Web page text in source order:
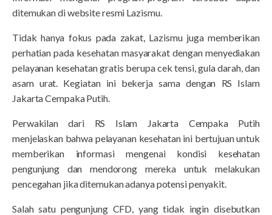
ditemukan di website resmi Lazismu.
Tidak hanya fokus pada zakat, Lazismu juga memberikan
perhatian pada kesehatan masyarakat dengan menyediakan
pelayanan kesehatan gratis berupa cek tensi, gula darah, dan
asam urat. Kegiatan ini bekerja sama dengan RS Islam
Jakarta Cempaka Putih.
Perwakilan dari RS Islam Jakarta Cempaka Putih
menjelaskan bahwa pelayanan kesehatan ini bertujuan untuk
memberikan informasi mengenai kondisi kesehatan
pengunjung dan mendorong mereka untuk melakukan
pencegahan jika ditemukan adanya potensi penyakit.
Salah satu pengunjung CFD, yang tidak ingin disebutkan